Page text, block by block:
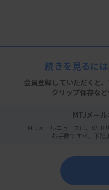
続きを見るに
会員登録していただくと
クリップ保存な
MTJメー
MTJメールニュースは、WEB
お手数ですが、下記